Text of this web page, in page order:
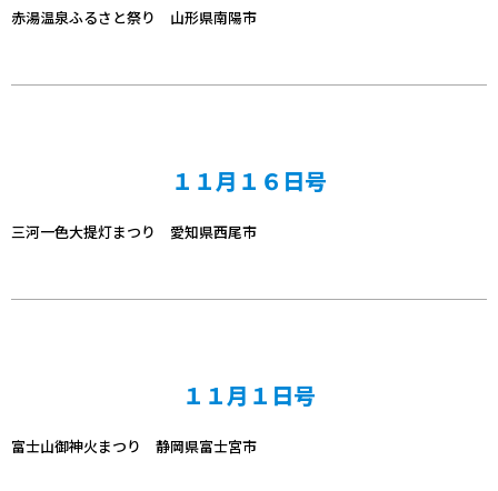
赤湯温泉ふるさと祭り 山形県南陽市
１１月１６日号
三河一色大提灯まつり 愛知県西尾市
１１月１日号
富士山御神火まつり 静岡県富士宮市